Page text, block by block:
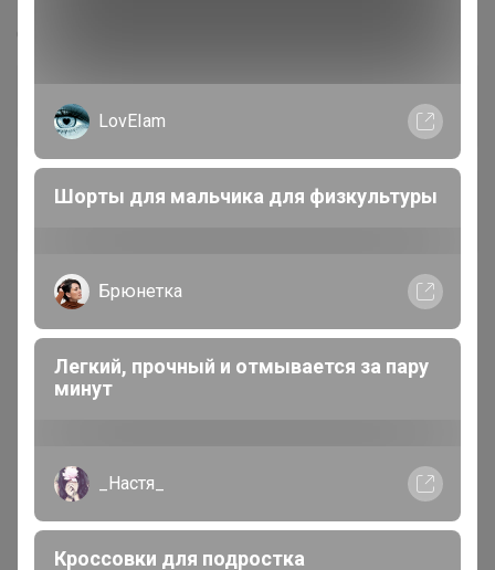
+8K
Как здесь все устроено?
Как сделать заказ?
Как получить?
LovEIam
Шорты для мальчика для физкультуры
Брюнетка
Легкий, прочный и отмывается за пару
минут
_Настя_
Кроссовки для подростка